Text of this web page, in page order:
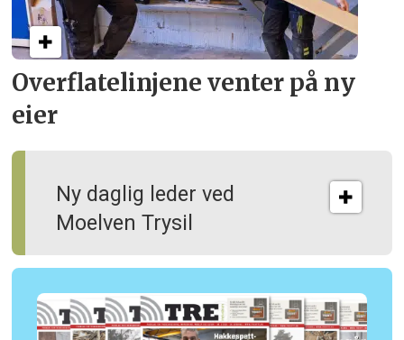
Overflate­linjene venter på ny
eier
Ny daglig leder ved
Moelven Trysil